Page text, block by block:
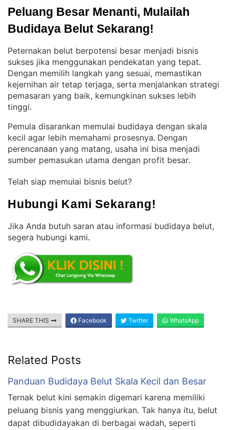
Peluang Besar Menanti, Mulailah
Budidaya Belut Sekarang!
Peternakan belut berpotensi besar menjadi bisnis
sukses jika menggunakan pendekatan yang tepat
Dengan memilih langkah yang sesuai, memastikan
kejernihan air tetap terjaga, serta menjalankan strategi
pemasaran yang baik, kemungkinan sukses lebih
tinggi.
Pemula disarankan memulai budidaya dengan skala
kecil agar lebih memahami prosesnya. Dengan
perencanaan yang matang, usaha ini bisa menjadi
sumber pemasukan utama dengan profit besar.
Telah siap memulai bisnis belut?
Hubungi Kami Sekarang!
Jika Anda butuh saran atau informasi budidaya belut,
segera hubungi kami.
SHARE THIS Facebook Twitter WhatsApp
Related Posts
Panduan Budidaya Belut Skala Kecil dan Besar
Ternak belut kini semakin digemari karena memiliki
peluang bisnis yang menggiurkan. Tak hanya itu, belut
dapat dibudidayakan di berbagai wadah, seperti